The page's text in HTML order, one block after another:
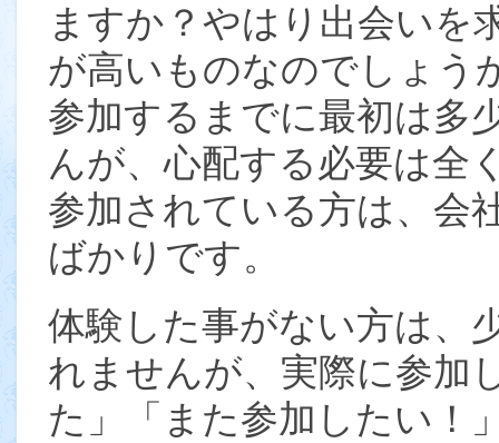
ますか？やはり出会いを
が高いものなのでしょう
参加するまでに最初は多
んが、心配する必要は全
参加されている方は、会
ばかりです。
体験した事がない方は、
れませんが、実際に参加
た」「また参加したい！